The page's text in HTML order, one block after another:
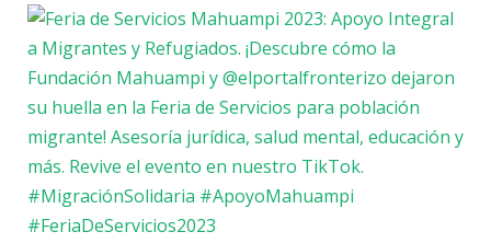
La
Fundación
Mahuampi
Venezuela
Deja
Huella
en
la